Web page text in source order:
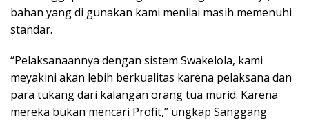
bahan yang di gunakan kami menilai masih memenuhi
standar.
“Pelaksanaannya dengan sistem Swakelola, kami
meyakini akan lebih berkualitas karena pelaksana dan
para tukang dari kalangan orang tua murid. Karena
mereka bukan mencari Profit,” ungkap Sanggang